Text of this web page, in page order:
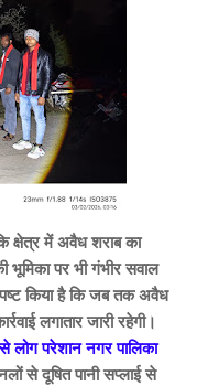
क्षेत्र में अवैध शराब का
पर भी गंभीर सवाल
किया है कि जब तक अवैध
लगातार जारी रहेगी।
लोग परेशान नगर पालिका
से दूषित पानी सप्लाई से